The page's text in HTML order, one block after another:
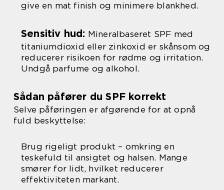
give en mat finish og minimere blankhed.
Sensitiv hud: Mineralbaseret SPF med
titaniumdioxid eller zinkoxid er skånsom og
reducerer risikoen for rødme og irritation.
Undgå parfume og alkohol.
Sådan påfører du SPF korrekt
Selve påføringen er afgørende for at opnå
fuld beskyttelse:
Brug rigeligt produkt – omkring en
teskefuld til ansigtet og halsen. Mange
smører for lidt, hvilket reducerer
effektiviteten markant.